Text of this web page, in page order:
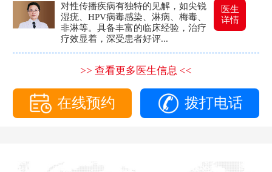
对性传播疾病有独特的见解，如尖锐
湿疣、HPV病毒感染、淋病、梅毒、
非淋等。具备丰富的临床经验，治疗
疗效显着，深受患者好评...
医生
详情
>> 查看更多医生信息 <<
在线预约 拨打电话